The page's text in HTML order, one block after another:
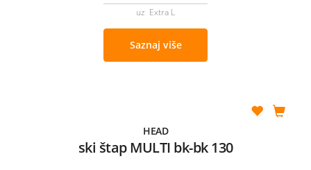
uz Extra L
Saznaj više
HEAD
ski štap MULTI bk-bk 130